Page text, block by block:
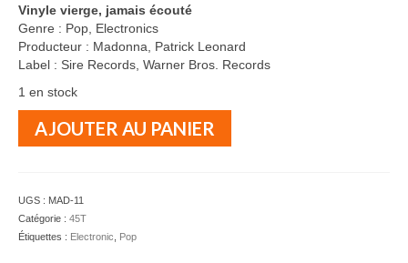
Vinyle vierge, jamais écouté
Genre : Pop, Electronics
Producteur : Madonna, Patrick Leonard
Label : Sire Records, Warner Bros. Records
1 en stock
Tell
AJOUTER AU PANIER
UGS : MAD-11
Catégorie : 45T
Étiquettes : Electronic Pop